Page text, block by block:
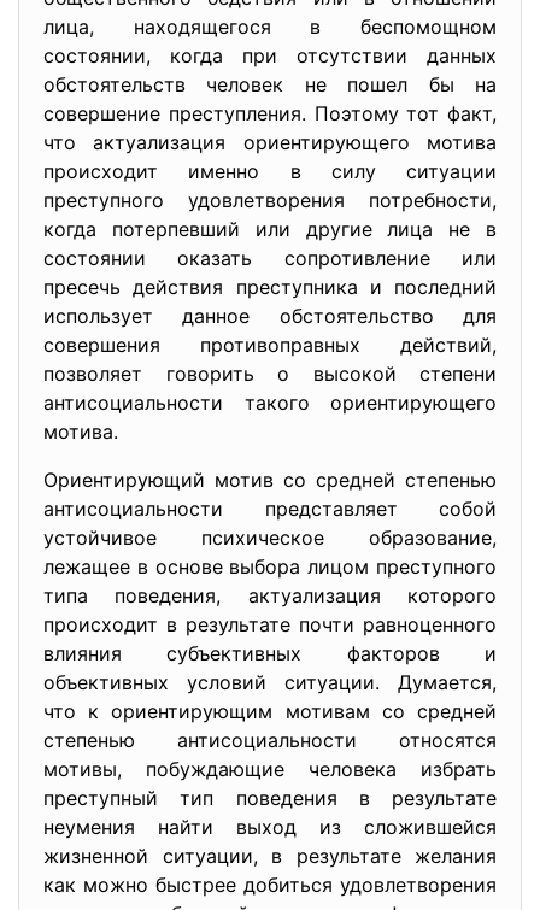
лица, находящегося в беспомощном
состоянии, когда при отсутствии данных
обстоятельств человек не пошел бы на
совершение преступления. Поэтому тот факт,
что актуализация ориентирующего мотива
происходит именно в силу ситуации
преступного удовлетворения потребности,
когда потерпевший или другие лица не в
состоянии оказать сопротивление или
пресечь действия преступника и последний
использует данное обстоятельство для
совершения противоправных действий,
позволяет говорить о высокой степени
антисоциальности такого ориентирующего
мотива.
Ориентирующий мотив со средней степенью
антисоциальности представляет собой
устойчивое психическое образование,
лежащее в основе выбора лицом преступного
типа поведения, актуализация которого
происходит в результате почти равноценного
влияния субъективных факторов и
объективных условий ситуации. Думается,
что к ориентирующим мотивам со средней
степенью антисоциальности относятся
мотивы, побуждающие человека избрать
преступный тип поведения в результате
неумения найти выход из сложившейся
жизненной ситуации, в результате желания
как можно быстрее добиться удовлетворения